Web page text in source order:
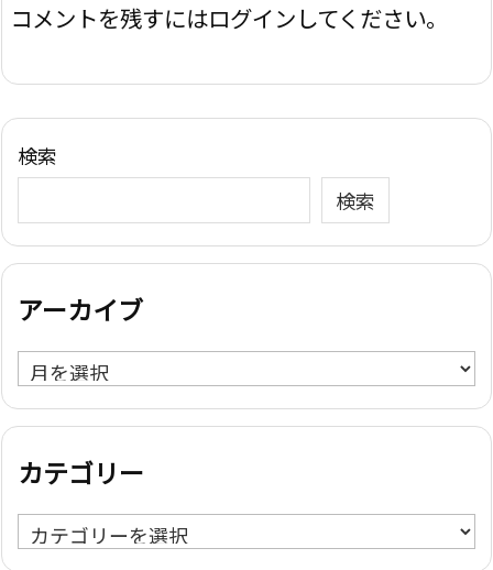
コメントを残すにはログインしてください。
検索
検索
アーカイブ
ア
ー
カ
ブ
カテゴリー
カ
テ